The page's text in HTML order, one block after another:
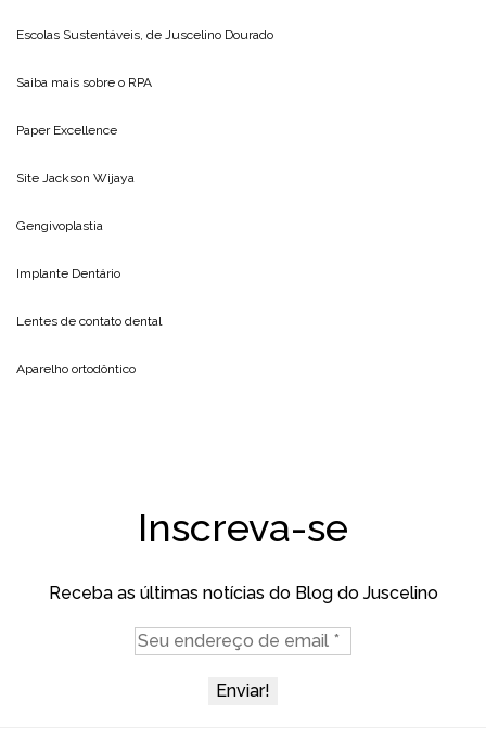
Escolas Sustentáveis, de Juscelino Dourado
Saiba mais sobre o RPA
Paper Excellence
Site Jackson Wijaya
Gengivoplastia
Implante Dentário
Lentes de contato dental
Aparelho ortodôntico
Inscreva-se
Receba as últimas notícias do Blog do Juscelino